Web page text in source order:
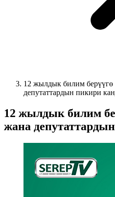
12 жылдык билим берүүгө
депутаттардын пикири
12 жылдык билим
жана